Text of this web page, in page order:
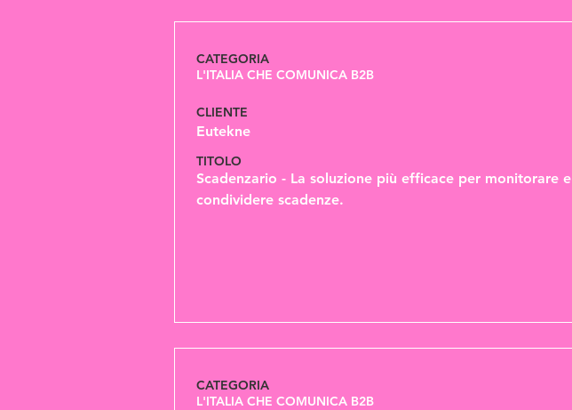
CATEGORIA
L'ITALIA CHE COMUNICA B2B
CLIENTE
Eutekne
TITOLO
Scadenzario - La soluzione più efficace per monitorare e
condividere scadenze.
CATEGORIA
L'ITALIA CHE COMUNICA B2B